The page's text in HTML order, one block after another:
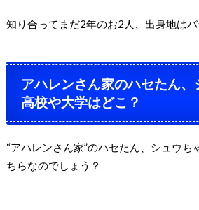
知り合ってまだ2年のお2人、出身地はバ
アハレンさん家のハセたん
高校や大学はどこ？
“アハレンさん家”のハセたん、シュウち
ちらなのでしょう？